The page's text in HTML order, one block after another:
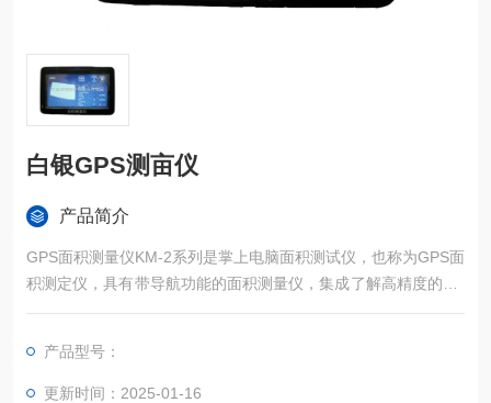
白银GPS测亩仪
产品简介
GPS面积测量仪KM-2系列是掌上电脑面积测试仪，也称为GPS面
积测定仪，具有带导航功能的面积测量仪，集成了解高精度的GP
S定位系统、精确的面积计算方法和智能化的掌上电脑系统，能
产品型号：
更新时间：2025-01-16